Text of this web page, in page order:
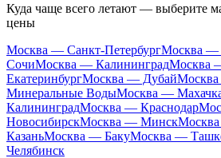
Куда чаще всего летают — выберите
цены
Москва — Санкт-ПетербургМосква —
СочиМосква — КалининградМосква
ЕкатеринбургМосква — Дубай
Минеральные ВодыМосква —
КалининградМосква — Краснодар
НовосибирскМосква — Минск
КазаньМосква — БакуМосква —
Челябинск